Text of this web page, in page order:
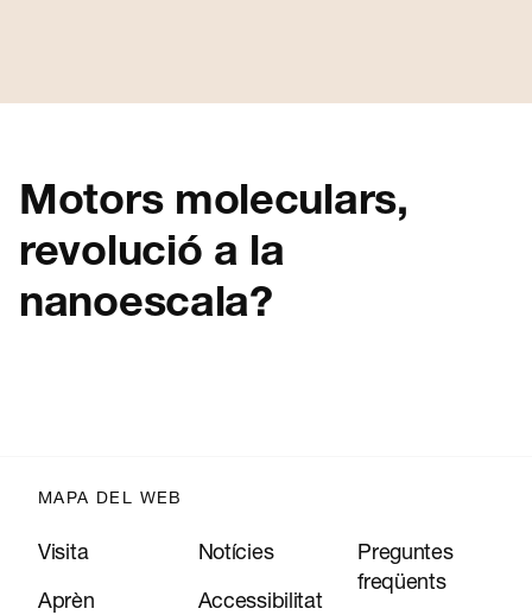
Motors moleculars,
revolució a la
nanoescala?
MAPA DEL WEB
Visita
Aprèn
Notícies
Accessibilitat
Preguntes
freqüents